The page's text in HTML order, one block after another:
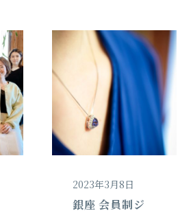
2023年3月8日
銀座 会員制ジ